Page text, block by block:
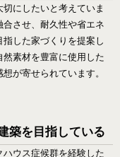
にしたいと考えていま
させ、耐久性や省エネ
した家づくりを提案し
素材を豊富に使用した
が寄せられています。
築を目指している
ウス症候群を経験した